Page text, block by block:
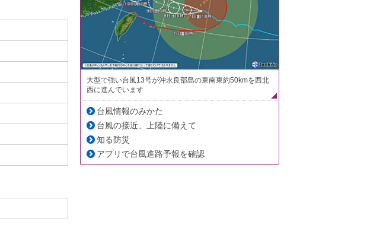
大型で強い台風13号が沖永良部島の東南東約50kmを西北
西に進んでいます
台風情報のみかた
台風の接近、上陸に備えて
知る防災
アプリで台風進路予報を確認